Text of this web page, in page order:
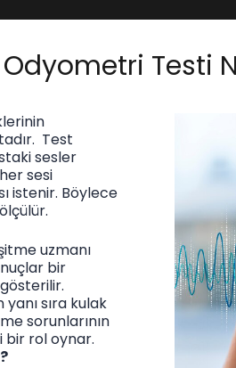
Odyometri Testi
Test
sesler
sesi
istenir. Böylece
uzmanı
bir
sıra kulak
sorunlarının
bir rol oynar.